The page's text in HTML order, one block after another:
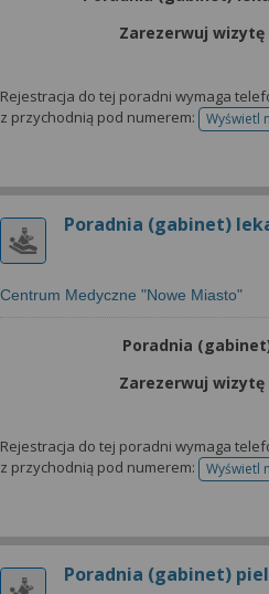
Zarezerwuj
Rejestracja do tej poradni wymaga
z przychodnią pod numerem:
Wyświetl
Poradnia (gabinet)
Centrum Medyczne "Nowe Miasto"
Poradnia
Zarezerwuj
Rejestracja do tej poradni wymaga
z przychodnią pod numerem:
Wyświetl
Poradnia (gabinet)